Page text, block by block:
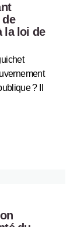
la loi de
? Il